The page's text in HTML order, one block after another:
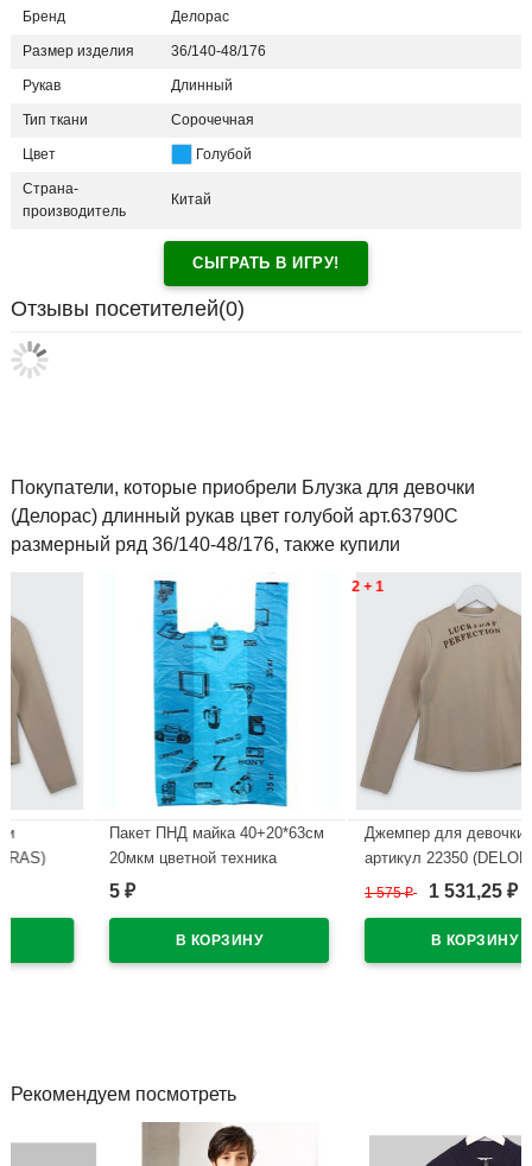
Бренд Делорас
Размер изделия 36/140-48/176
Рукав Длинный
Тип ткани Сорочечная
Цвет Голубой
Страна-
производитель
Китай
СЫГРАТЬ В ИГРУ!
Отзывы посетителей(0)
Покупатели, которые приобрели Блузка для девочки
(Делорас) длинный рукав цвет голубой арт.63790С
размерный ряд 36/140-48/176, также купили
Пакет ПНД майка 40+20*63см
20мкм цветной техника
В наличии
2 + 1
Джемпер для девочки
артикул 22350 (DELORAS)
размер цвет светло-бежевый
В наличии
1 531,25 ₽
Рекомендуем посмотреть